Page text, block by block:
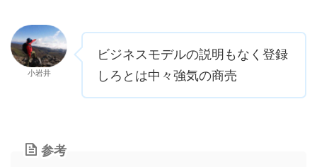
小岩井
ビジネスモデルの説明もなく登録
しろとは中々強気の商売
参考